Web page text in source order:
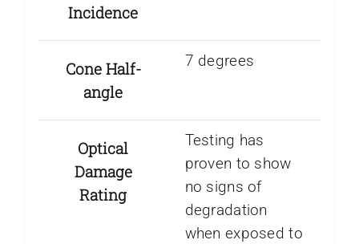
Incidence
Cone Half-
angle
7 degrees
Optical
Damage
Rating
Testing has
proven to show
no signs of
degradation
when exposed to